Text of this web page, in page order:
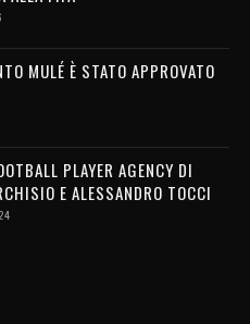
MULÉ È STATO APPROVATO
PLAYER AGENCY DI
E ALESSANDRO TOCCI